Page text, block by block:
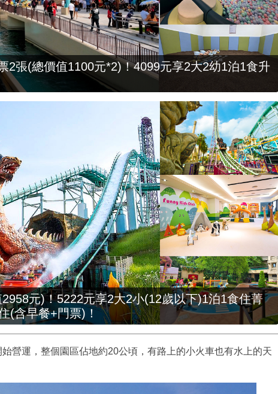
張(總價值1100元*2)！4099元享2大2幼1泊1食升
元)！5222元享2大2小(12歲以下)1泊1食住菁
(含早餐+門票)！
營運，整個園區佔地約20公頃，有路上的小火車也有水上的天